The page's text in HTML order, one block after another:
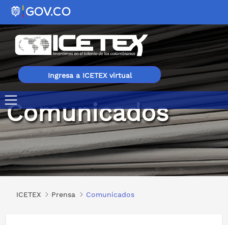
Ingresa a ICETEX virtual
Comunicados
Comunicados
ICETEX Prensa Comunicados